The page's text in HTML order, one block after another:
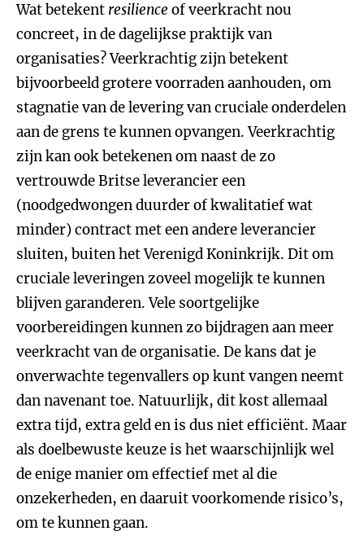
Wat betekent resilience of veerkracht nou
concreet, in de dagelijkse praktijk van
organisaties? Veerkrachtig zijn betekent
bijvoorbeeld grotere voorraden aanhouden, om
stagnatie van de levering van cruciale onderdelen
aan de grens te kunnen opvangen. Veerkrachtig
zijn kan ook betekenen om naast de zo
vertrouwde Britse leverancier een
(noodgedwongen duurder of kwalitatief wat
minder) contract met een andere leverancier
sluiten, buiten het Verenigd Koninkrijk. Dit om
cruciale leveringen zoveel mogelijk te kunnen
blijven garanderen. Vele soortgelijke
voorbereidingen kunnen zo bijdragen aan meer
veerkracht van de organisatie. De kans dat je
onverwachte tegenvallers op kunt vangen neemt
dan navenant toe. Natuurlijk, dit kost allemaal
extra tijd, extra geld en is dus niet efficiënt. Maar
als doelbewuste keuze is het waarschijnlijk wel
de enige manier om effectief met al die
onzekerheden, en daaruit voorkomende risico’s,
om te kunnen gaan.